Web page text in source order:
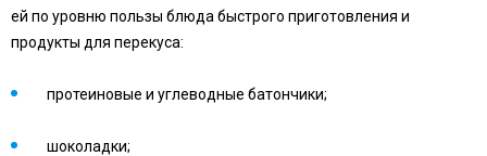
ей по уровню пользы блюда быстрого приготовления и
продукты для перекуса:
протеиновые и углеводные батончики;
шоколадки;